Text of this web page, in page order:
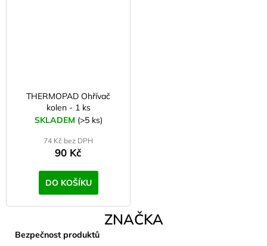
THERMOPAD Ohřívač
kolen - 1 ks
SKLADEM (>5 ks)
74 Kč bez DPH
90 Kč
DO KOŠÍKU
ZNAČKA
Bezpečnost produktů